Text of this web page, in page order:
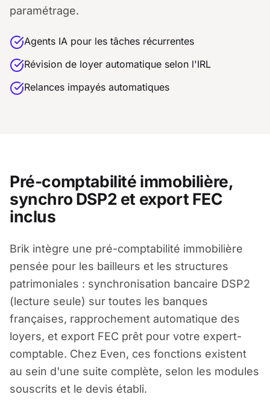
paramétrage.
Agents IA pour les tâches récurrentes
Révision de loyer automatique selon l'IRL
Relances impayés automatiques
Pré-comptabilité immobilière,
synchro DSP2 et export FEC
inclus
Brik intègre une pré-comptabilité immobilière
pensée pour les bailleurs et les structures
patrimoniales : synchronisation bancaire DSP2
(lecture seule) sur toutes les banques
françaises, rapprochement automatique des
loyers, et export FEC prêt pour votre expert-
comptable. Chez Even, ces fonctions existent
au sein d'une suite complète, selon les modules
souscrits et le devis établi.